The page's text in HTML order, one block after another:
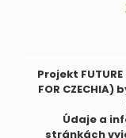
Projekt
FOR
Údaje a
stránkách